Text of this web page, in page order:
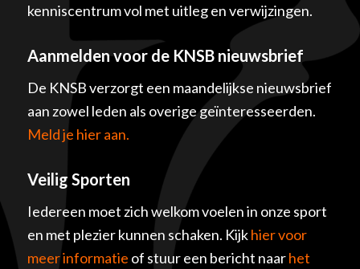
kenniscentrum vol met uitleg en verwijzingen.
Aanmelden voor de KNSB nieuwsbrief
De KNSB verzorgt een maandelijkse nieuwsbrief
aan zowel leden als overige geïnteresseerden.
Meld je hier aan.
Veilig Sporten
Iedereen moet zich welkom voelen in onze sport
en met plezier kunnen schaken. Kijkhier voor
meer informatie of stuur een bericht naarhet